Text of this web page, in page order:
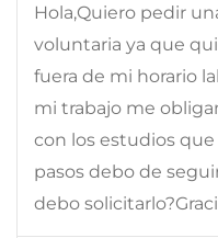
Hola,Quiero pedir
voluntaria ya que
fuera de mi horario
mi trabajo me
con los estudios
pasos debo de
debo